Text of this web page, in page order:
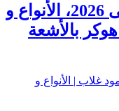
قسطرة ماهوكر لغسيل الكلى 2026، الأنواع و
بالأشعة